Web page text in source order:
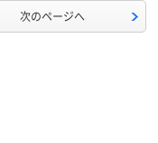
次のページへ